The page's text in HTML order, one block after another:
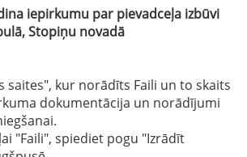
iepirkumu par pievadceļa izbūvi
Stopiņu novadā
saites", kur norādīts Faili un to skaits
dokumentācija un norādījumi
"Faili", spiediet pogu "Izrādīt